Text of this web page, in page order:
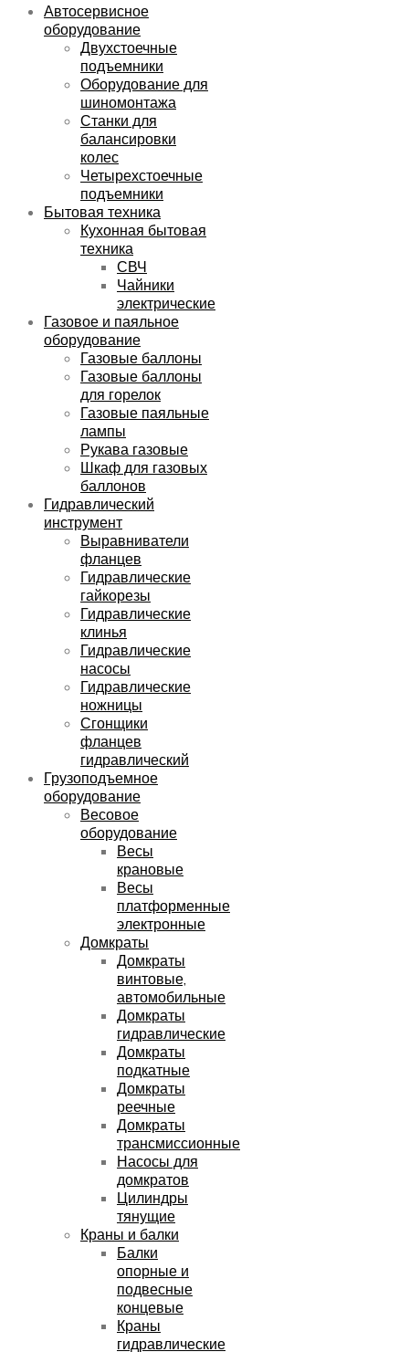
Автосервисное
оборудование
Двухстоечные
подъемники
Оборудование для
шиномонтажа
Станки для
балансировки
колес
Четырехстоечные
подъемники
Бытовая техника
Кухонная бытовая
техника
СВЧ
Чайники
электрические
Газовое и паяльное
оборудование
Газовые баллоны
Газовые баллоны
для горелок
Газовые паяльные
лампы
Рукава газовые
Шкаф для газовых
баллонов
Гидравлический
инструмент
Выравниватели
фланцев
Гидравлические
гайкорезы
Гидравлические
клинья
Гидравлические
насосы
Гидравлические
ножницы
Сгонщики
фланцев
гидравлический
Грузоподъемное
оборудование
Весовое
оборудование
Весы
крановые
Весы
платформенные
электронные
Домкраты
Домкраты
винтовые,
автомобильные
Домкраты
гидравлические
Домкраты
подкатные
Домкраты
реечные
Домкраты
трансмиссионные
Насосы для
домкратов
Цилиндры
тянущие
Краны и балки
Балки
опорные и
подвесные
концевые
Краны
гидравлические